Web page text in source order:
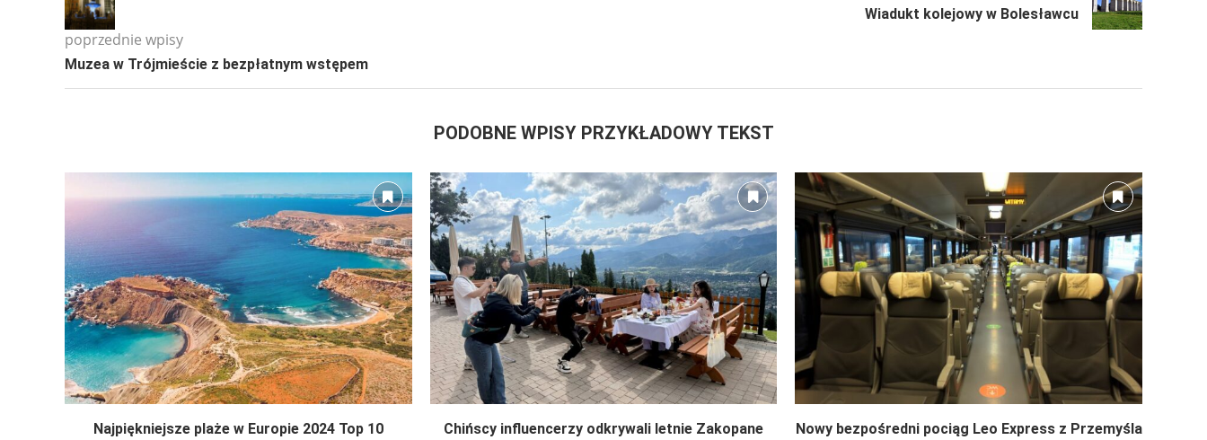
poprzednie wpisy
Muzea w Trójmieście z bezpłatnym wstępem
Wiadukt kolejowy w Bolesławcu
PODOBNE WPISY PRZYKŁADOWY TEKST
Najpiękniejsze plaże w Europie 2024 Top 10 Chińscy influencerzy odkrywali letnie Zakopane
Nowy bezpośredni pociąg Leo Express z Przemyśla